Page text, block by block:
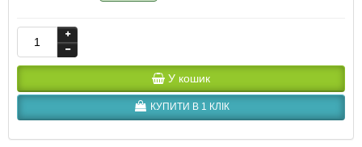
У кошик
КУПИТИ В 1 КЛІК